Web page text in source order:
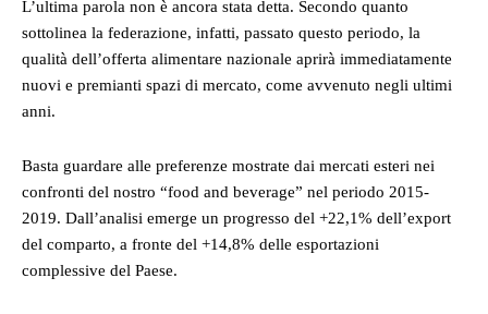
L’ultima parola non è ancora stata detta. Secondo quanto
sottolinea la federazione, infatti, passato questo periodo, la
qualità dell’offerta alimentare nazionale aprirà immediatamente
nuovi e premianti spazi di mercato, come avvenuto negli ultimi
anni.
Basta guardare alle preferenze mostrate dai mercati esteri nei
confronti del nostro “food and beverage” nel periodo 2015-
2019. Dall’analisi emerge un progresso del +22,1% dell’export
del comparto, a fronte del +14,8% delle esportazioni
complessive del Paese.